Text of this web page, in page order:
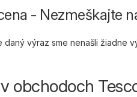
- Nezmeškajte
daný výraz sme nenašli žiadne
obchodoch